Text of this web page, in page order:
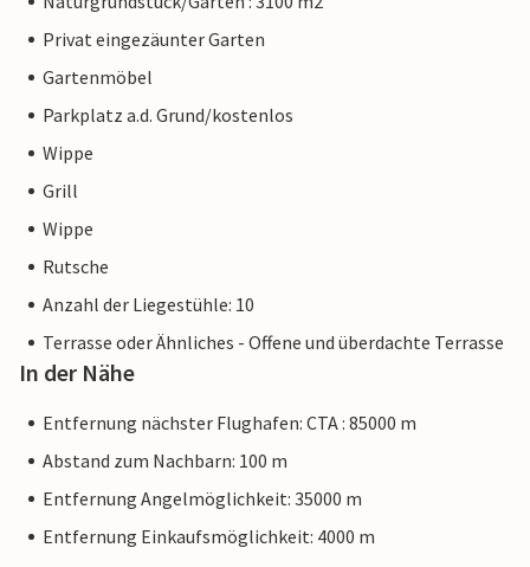
Privat eingezäunter Garten
Gartenmöbel
Parkplatz a.d. Grund/kostenlos
Wippe
Grill
Wippe
Rutsche
Anzahl der Liegestühle: 10
Terrasse oder Ähnliches - Offene und überdachte Terrasse
In der Nähe
Entfernung nächster Flughafen: CTA : 85000 m
Abstand zum Nachbarn: 100 m
Entfernung Angelmöglichkeit: 35000 m
Entfernung Einkaufsmöglichkeit: 4000 m